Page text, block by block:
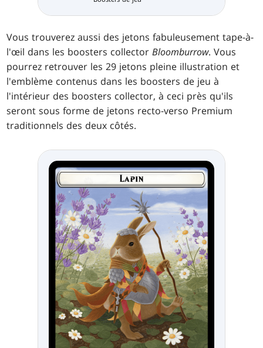
Vous trouverez aussi des jetons fabuleusement tape-à-
l'œil dans les boosters collectorBloomburrow. Vous
pourrez retrouver les 29 jetons pleine illustration et
l'emblème contenus dans les boosters de jeu à
l'intérieur des boosters collector, à ceci près qu'ils
seront sous forme de jetons recto-verso Premium
traditionnels des deux côtés.